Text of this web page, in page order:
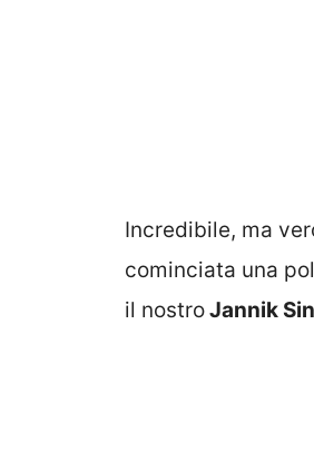
Incredibile, ma
cominciata una
il nostroJannik